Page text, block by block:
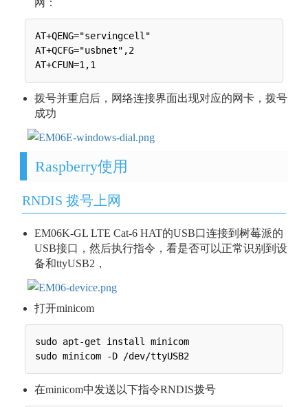
网：
AT+QENG="servingcell"
AT+QCFG="usbnet",2
拨号并重启后，网络连接界面出现对应的网卡，拨号
成功
Raspberry使用
RNDIS 拨号上网
EM06K-GL LTE Cat-6 HAT的USB口连接到树莓派的
USB接口，然后执行指令，看是否可以正常识别到设
备和ttyUSB2，
打开minicom
sudo apt-get install minicom
在minicom中发送以下指令RNDIS拨号